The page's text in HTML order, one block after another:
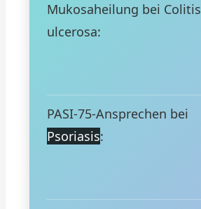
Mukosaheilung bei Colitis
ulcerosa:
PASI-75-Ansprechen bei
Psoriasis: